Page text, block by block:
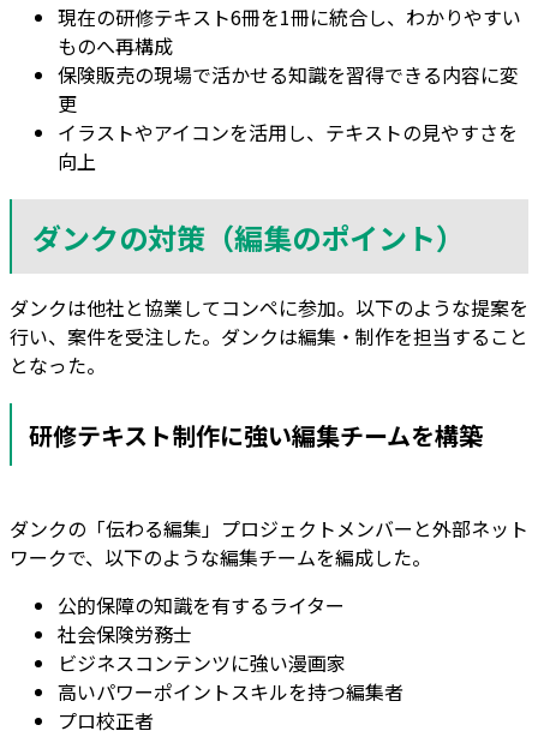
現在の研修テキスト6冊を1冊に統合し、わかりやすい
ものへ再構成
保険販売の現場で活かせる知識を習得できる内容に変
更
イラストやアイコンを活用し、テキストの見やすさを
向上
ダンクの対策（編集のポイント）
ダンクは他社と協業してコンペに参加。以下のような提案を
行い、案件を受注した。ダンクは編集・制作を担当すること
となった。
研修テキスト制作に強い編集チームを構築
ダンクの「伝わる編集」プロジェクトメンバーと外部ネット
ワークで、以下のような編集チームを編成した。
公的保障の知識を有するライター
社会保険労務士
ビジネスコンテンツに強い漫画家
高いパワーポイントスキルを持つ編集者
プロ校正者